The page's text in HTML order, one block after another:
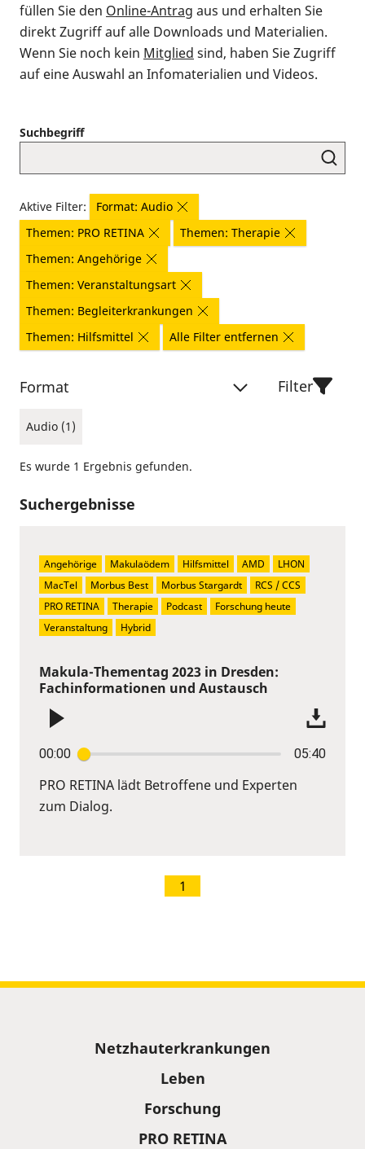
füllen Sie den Online-Antrag aus und erhalten Sie
direkt Zugriff auf alle Downloads und Materialien.
Wenn Sie noch kein Mitglied sind, haben Sie Zugriff
auf eine Auswahl an Infomaterialien und Videos.
Suchbegriff
Aktive Filter:
Format: Audio
Themen: PRO RETINA
Themen: Therapie
Themen: Angehörige
Themen: Veranstaltungsart
Themen: Begleiterkrankungen
Themen: Hilfsmittel
Alle Filter entfernen
Format
Audio (1)
Filter
Es wurde 1 Ergebnis gefunden.
Suchergebnisse
Makula-Thementag 2023 in Dresden:
Fachinformationen und Austausch
00:00 05:40
PRO RETINA lädt Betroffene und Experten
zum Dialog.
Angehörige Makulaödem Hilfsmittel AMD
LHON
MacTel
Morbus Best Morbus Stargardt
RCS / CCS
PRO RETINA
Therapie Podcast
Forschung heute
Veranstaltung
Hybrid
1
Netzhauterkrankungen
Leben
Forschung
PRO RETINA